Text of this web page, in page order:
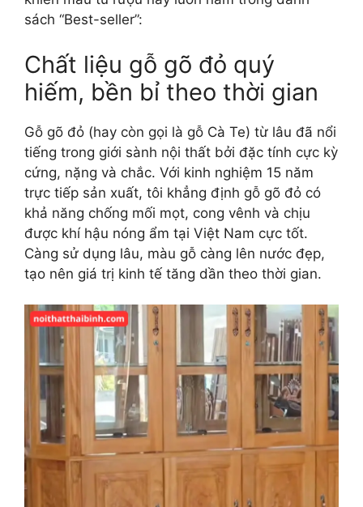
sách “Best-seller”:
Chất liệu gỗ gõ đỏ quý
hiếm, bền bỉ theo thời gian
Gỗ gõ đỏ (hay còn gọi là gỗ Cà Te) từ lâu đã nổi
tiếng trong giới sành nội thất bởi đặc tính cực kỳ
cứng, nặng và chắc. Với kinh nghiệm 15 năm
trực tiếp sản xuất, tôi khẳng định gỗ gõ đỏ có
khả năng chống mối mọt, cong vênh và chịu
được khí hậu nóng ẩm tại Việt Nam cực tốt.
Càng sử dụng lâu, màu gỗ càng lên nước đẹp,
tạo nên giá trị kinh tế tăng dần theo thời gian.